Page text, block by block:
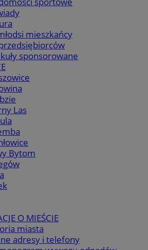
mieszkańcy
sponsorowane
Las
Bytom
O MIEŚCIE
miasta
adresy i telefony